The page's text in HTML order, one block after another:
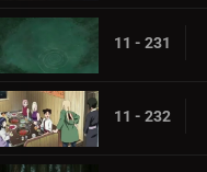
11 - 231
11 - 232